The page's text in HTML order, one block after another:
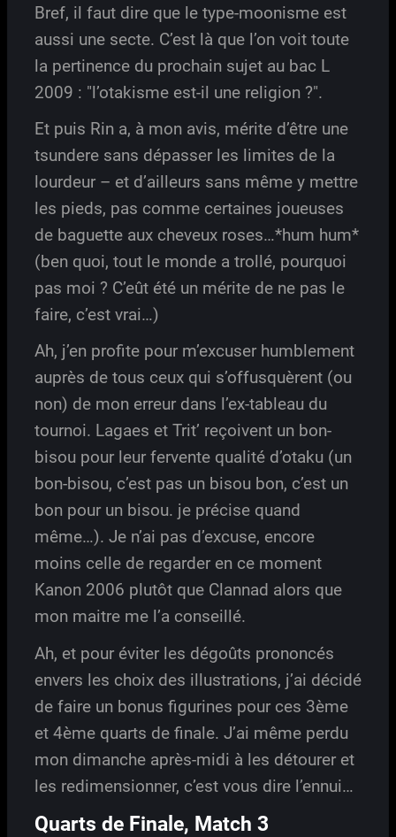
Bref, il faut dire que le type-moonisme est
aussi une secte. C’est là que l’on voit toute
la pertinence du prochain sujet au bac L
2009 : "l’otakisme est-il une religion ?".
Et puis Rin a, à mon avis, mérite d’être une
tsundere sans dépasser les limites de la
lourdeur – et d’ailleurs sans même y mettre
les pieds, pas comme certaines joueuses
de baguette aux cheveux roses…*hum hum*
(ben quoi, tout le monde a trollé, pourquoi
pas moi ? C’eût été un mérite de ne pas le
faire, c’est vrai…)
Ah, j’en profite pour m’excuser humblement
auprès de tous ceux qui s’offusquèrent (ou
non) de mon erreur dans l’ex-tableau du
tournoi. Lagaes et Trit’ reçoivent un bon-
bisou pour leur fervente qualité d’otaku (un
bon-bisou, c’est pas un bisou bon, c’est un
bon pour un bisou. je précise quand
même…). Je n’ai pas d’excuse, encore
moins celle de regarder en ce moment
Kanon 2006 plutôt que Clannad alors que
mon maitre me l’a conseillé.
Ah, et pour éviter les dégoûts prononcés
envers les choix des illustrations, j’ai décidé
de faire un bonus figurines pour ces 3ème
et 4ème quarts de finale. J’ai même perdu
mon dimanche après-midi à les détourer et
les redimensionner, c’est vous dire l’ennui…
Quarts de Finale, Match 3